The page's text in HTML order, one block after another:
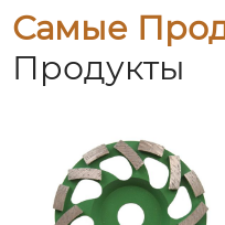
Самые
Продукты